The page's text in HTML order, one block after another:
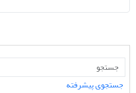
جستجوی پیشرفته